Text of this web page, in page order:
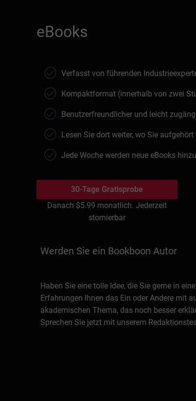
eBooks
Verfasst von führenden
Kompaktformat (innerhalb von zwei
Benutzerfreundlicher und leicht
Lesen Sie dort weiter, wo Sie aufgehört
Jede Woche werden neue eBooks
30-Tage Gratisprobe
Danach $5.99 monatlich. Jederzeit
stornierbar
Werden Sie ein Bookboon Autor
Haben Sie eine tolle Idee, die Sie gerne in
Erfahrungen Ihnen das Ein oder Andere mit
akademischen Thema, das noch besser
Sprechen Sie jetzt mit unserem